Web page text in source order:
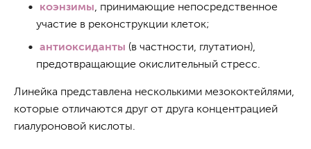
коэнзимы , принимающие непосредственное
участие в реконструкции клеток;
антиоксиданты (в частности, глутатион),
предотвращающие окислительный стресс.
Линейка представлена несколькими мезококтейлями,
которые отличаются друг от друга концентрацией
гиалуроновой кислоты.